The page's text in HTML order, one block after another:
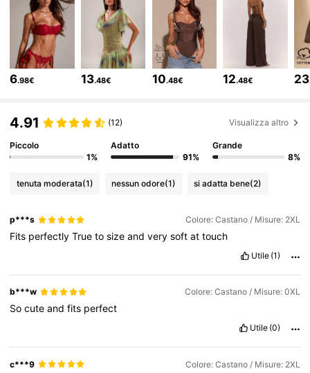
574K Follower
4.80 574K Follower
4.80 574K Follower
4.80 574K Follower
6.98€ 13.48€ 10.48€ 12.48€ 23
4.91 (12) Visualizza altro
Piccolo
1%
Adatto
91%
Grande
8%
tenuta moderata(1) nessun odore(1) si adatta bene(2)
p***s Colore: Castano / Misure: 2XL
Fits perfectlyTruetosizeandverysoftattouch
Utile (1)
b***w Colore: Castano / Misure: 0XL
Socuteandfits perfect
Utile (0)
c***9 Colore: Castano / Misure: 2XL